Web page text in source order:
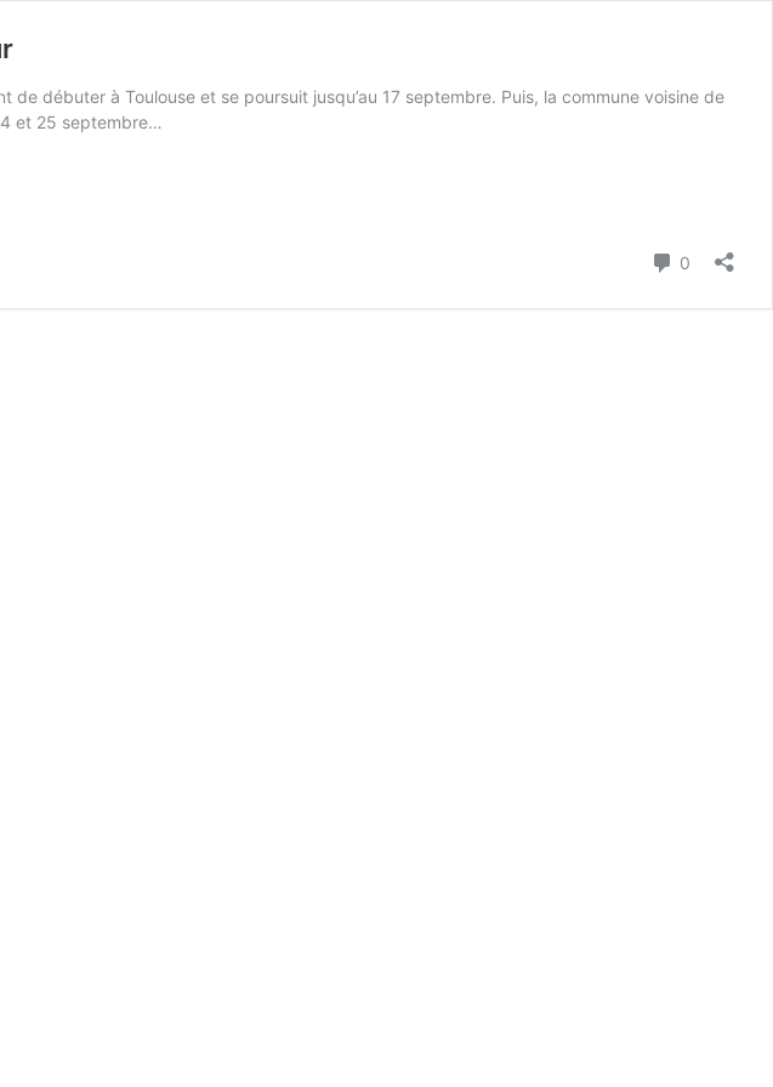
débuter à Toulouse et se poursuit jusqu’au 17 septembre. Puis, la commune voisine de
et 25 septembre…
0